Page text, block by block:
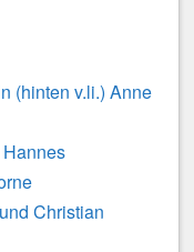
(hinten v.li.) Anne
Christian